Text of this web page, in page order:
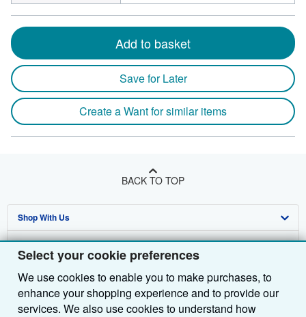
Select your cookie preferences
We use cookies to enable you to make purchases, to
enhance your shopping experience and to provide our
services. We also use cookies to understand how
Add to basket
Save for Later
Create a Want for similar items
BACK TO TOP
Shop With Us
Advanced Search
My Account
Sell With Us
Join Our Affiliate Programme
About AbeBooks
Find Help